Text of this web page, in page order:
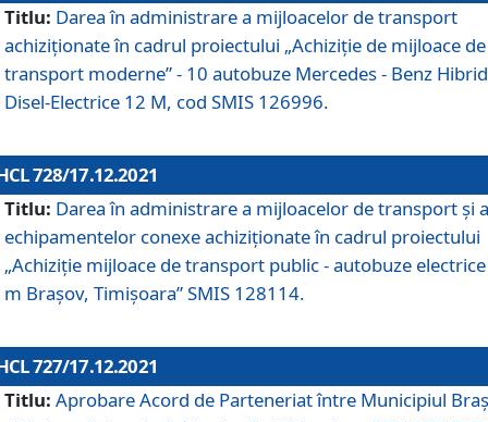
Titlu: Darea în administrare a mijloacelor de transport
achiziționate în cadrul proiectului „Achiziţie de mijloace de
transport moderne” - 10 autobuze Mercedes - Benz Hibrid
Disel-Electrice 12 M, cod SMIS 126996.
728/17.12.2021
Titlu: Darea în administrare a mijloacelor de transport și a
echipamentelor conexe achiziționate în cadrul proiectului
„Achiziție mijloace de transport public - autobuze
m Brașov, Timișoara” SMIS 128114.
727/17.12.2021
Titlu: Aprobare Acord de Parteneriat între Municipiul